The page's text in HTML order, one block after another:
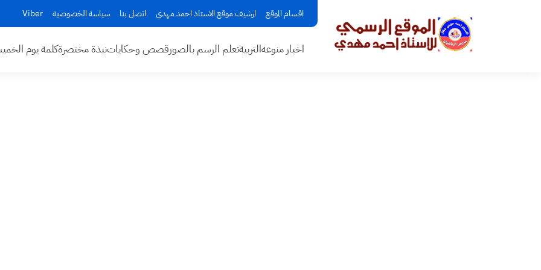
اقسام الموقع ارشيف موقع الاستاذ احمد مهدي اتصل بنا سياسة الخصوصية Viber
اخبار منوعهالتربيةتعلم الرسم بالصورقصص وحكاياتنبذة مختصرةكلمة يوم